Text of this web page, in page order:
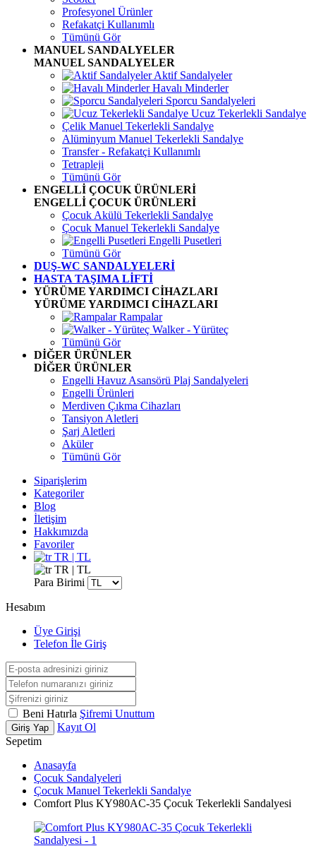
Profesyonel Ürünler
Refakatçi Kullanımlı
Tümünü Gör
MANUEL SANDALYELER
MANUEL SANDALYELER
Aktif Sandalyeler
Havalı Minderler
Sporcu Sandalyeleri
Ucuz Tekerlekli Sandalye
Çelik Manuel Tekerlekli Sandalye
Alüminyum Manuel Tekerlekli Sandalye
Transfer - Refakatçi Kullanımlı
Tetrapleji
Tümünü Gör
ENGELLİ ÇOCUK ÜRÜNLERİ
ENGELLİ ÇOCUK ÜRÜNLERİ
Çocuk Akülü Tekerlekli Sandalye
Çocuk Manuel Tekerlekli Sandalye
Engelli Pusetleri
Tümünü Gör
DUŞ-WC SANDALYELERİ
HASTA TAŞIMA LİFTİ
YÜRÜME YARDIMCI CİHAZLARI
YÜRÜME YARDIMCI CİHAZLARI
Rampalar
Walker - Yürüteç
Tümünü Gör
DİĞER ÜRÜNLER
DİĞER ÜRÜNLER
Engelli Havuz Asansörü Plaj Sandalyeleri
Engelli Ürünleri
Merdiven Çıkma Cihazları
Tansiyon Aletleri
Şarj Aletleri
Aküler
Tümünü Gör
Siparişlerim
Kategoriler
Blog
İletişim
Hakkımızda
Favoriler
TR | TL
TR | TL
Para Birimi
Hesabım
Üye Girişi
Telefon İle Giriş
Beni Hatırla Şifremi Unuttum
Giriş Yap
Kayıt Ol
Sepetim
Anasayfa
Çocuk Sandalyeleri
Çocuk Manuel Tekerlekli Sandalye
Comfort Plus KY980AC-35 Çocuk Tekerlekli Sandalyesi